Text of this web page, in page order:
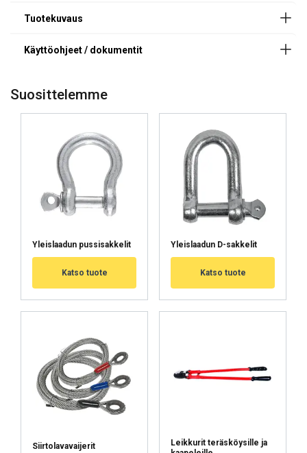
Suosittelemme
Yleislaadun pussisakkelit
Katso tuote
Yleislaadun D-sakkelit
Katso tuote
Siirtolavavaijerit
Leikkurit teräsköysille ja